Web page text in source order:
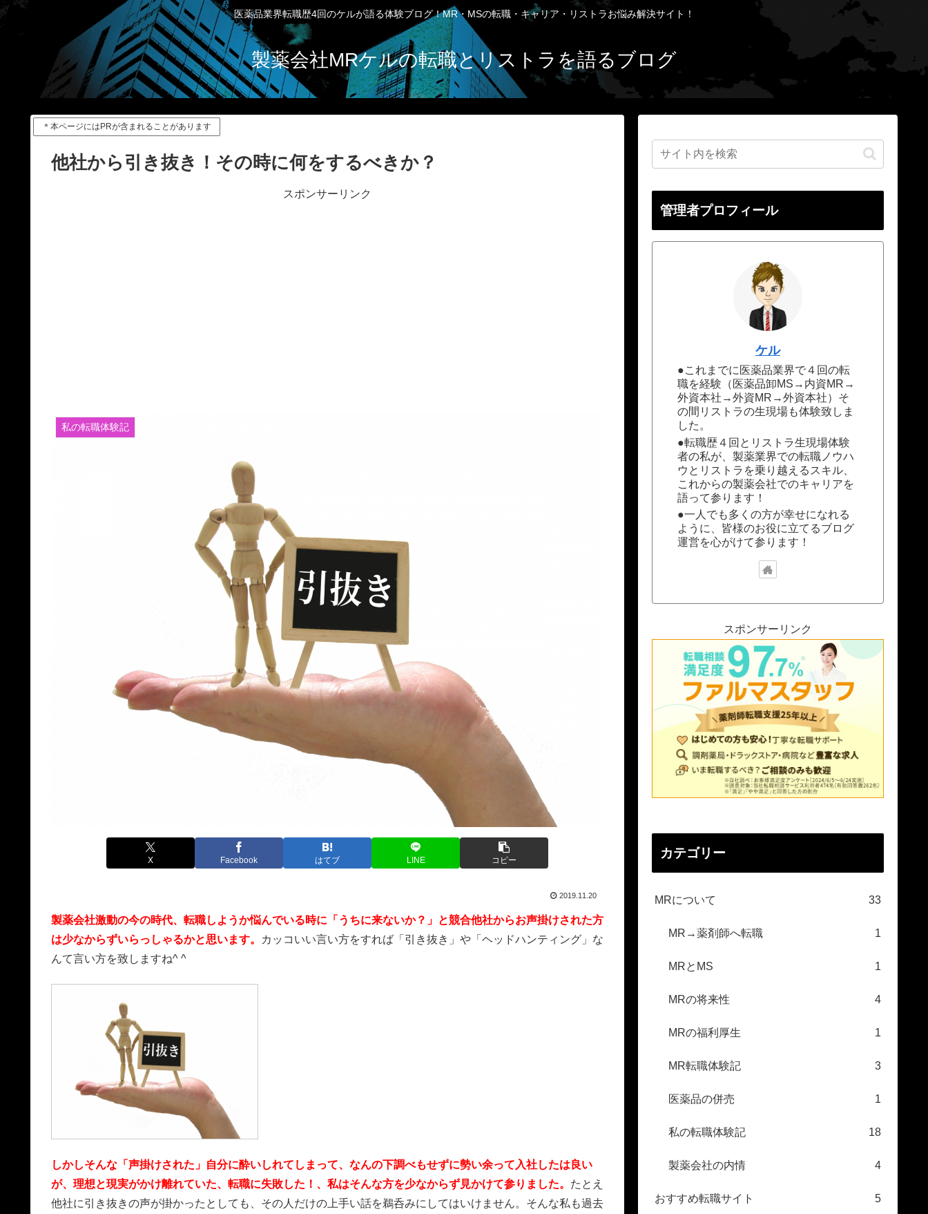
医薬品業界転職歴4回のケルが語る体験ブログ！MR・MSの転職・キャリア・リストラお悩み解決サイト！
製薬会社MRケルの転職とリストラを語るブログ
＊本ページにはPRが含まれることがあります
他社から引き抜き！その時に何をするべきか？
スポンサーリンク
私の転職体験記
X Facebook はてブ LINE コピー
2019.11.20
製薬会社激動の今の時代、転職しようか悩んでいる時に「うちに来ないか？」と競合他社からお声掛けされた方
は少なからずいらっしゃるかと思います。
カッコいい言い方をすれば「引き抜き」や「ヘッドハンティング」な
んて言い方を致しますね^ ^
しかしそんな「声掛けされた」自分に酔いしれてしまって、なんの下調べもせずに勢い余って入社したは良い
が、理想と現実がかけ離れていた、転職に失敗した！、私はそんな方を少なからず見かけて参りました。 たとえ
他社に引き抜きの声が掛かったとしても、その人だけの上手い話を鵜呑みにしてはいけません。そんな私も過去
管理者プロフィール
ケル
●これまでに医薬品業界で４回の転
職を経験（医薬品卸MS→内資MR→
外資本社→外資MR→外資本社）そ
の間リストラの生現場も体験致しま
した。
●転職歴４回とリストラ生現場体験
者の私が、製薬業界での転職ノウハ
ウとリストラを乗り越えるスキル、
これからの製薬会社でのキャリアを
語って参ります！
●一人でも多くの方が幸せになれる
ように、皆様のお役に立てるブログ
運営を心がけて参ります！
スポンサーリンク
カテゴリー
MRについて 33
MR→薬剤師へ転職 1
MRとMS 1
MRの将来性 4
MRの福利厚生 1
MR転職体験記 3
医薬品の併売 1
私の転職体験記 18
製薬会社の内情 4
おすすめ転職サイト 5